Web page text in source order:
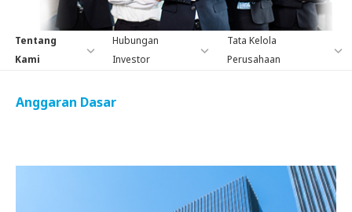
Tentang
Kami
Hubungan
Investor
Tata Kelola
Perusahaan
Anggaran Dasar